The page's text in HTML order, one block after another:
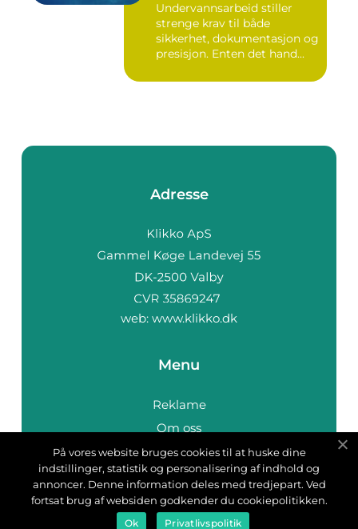
Undervannsarbeid stiller
strenge krav til både
sikkerhet, dokumentasjon og
presisjon. Enten det hand...
Adresse
web: www.klikko.dk
Menu
Reklame
Om oss
Cookies
Kontakt Oss
Sitemap
På vores website bruges cookies til at huske dine
indstillinger, statistik og personalisering af indhold og
annoncer. Denne information deles med tredjepart. Ved
fortsat brug af websiden godkender du cookiepolitikken.
Ok Privatlivspolitik